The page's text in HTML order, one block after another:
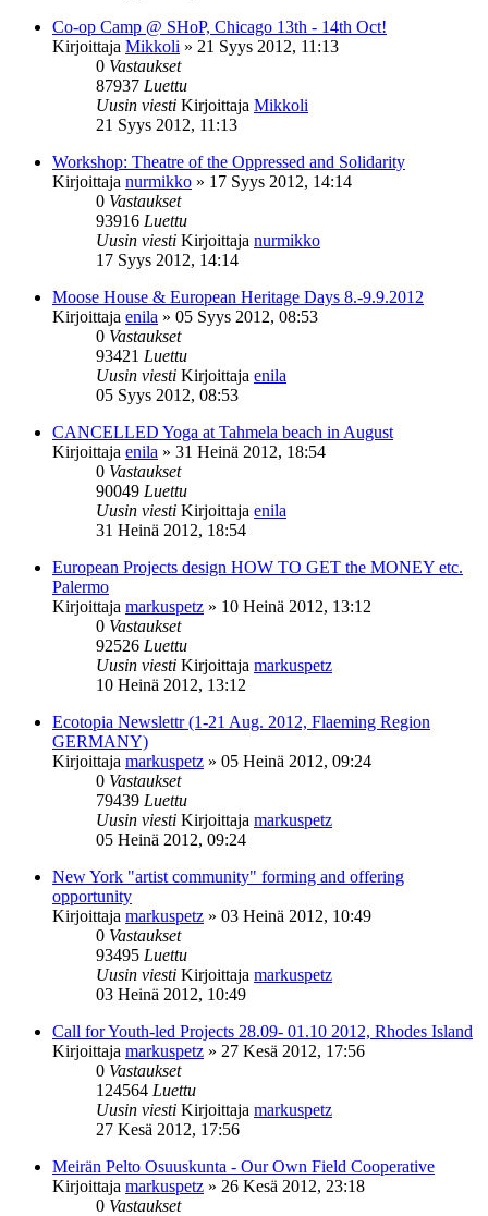
Co-op Camp @ SHoP, Chicago 13th - 14th Oct!
Kirjoittaja Mikkoli » 21 Syys 2012, 11:13
0 Vastaukset
87937 Luettu
Uusin viesti Kirjoittaja Mikkoli
21 Syys 2012, 11:13
Workshop: Theatre of the Oppressed and Solidarity
Kirjoittaja nurmikko » 17 Syys 2012, 14:14
0 Vastaukset
93916 Luettu
Uusin viesti Kirjoittaja nurmikko
17 Syys 2012, 14:14
Moose House & European Heritage Days 8.-9.9.2012
Kirjoittaja enila » 05 Syys 2012, 08:53
0 Vastaukset
93421 Luettu
Uusin viesti Kirjoittaja enila
05 Syys 2012, 08:53
CANCELLED Yoga at Tahmela beach in August
Kirjoittaja enila » 31 Heinä 2012, 18:54
0 Vastaukset
90049 Luettu
Uusin viesti Kirjoittaja enila
31 Heinä 2012, 18:54
European Projects design HOW TO GET the MONEY etc.
Palermo
Kirjoittaja markuspetz » 10 Heinä 2012, 13:12
0 Vastaukset
92526 Luettu
Uusin viesti Kirjoittaja markuspetz
10 Heinä 2012, 13:12
Ecotopia Newslettr (1-21 Aug. 2012, Flaeming Region
GERMANY)
Kirjoittaja markuspetz » 05 Heinä 2012, 09:24
0 Vastaukset
79439 Luettu
Uusin viesti Kirjoittaja markuspetz
05 Heinä 2012, 09:24
New York "artist community" forming and offering
opportunity
Kirjoittaja markuspetz » 03 Heinä 2012, 10:49
0 Vastaukset
93495 Luettu
Uusin viesti Kirjoittaja markuspetz
03 Heinä 2012, 10:49
Call for Youth-led Projects 28.09- 01.10 2012, Rhodes Island
Kirjoittaja markuspetz » 27 Kesä 2012, 17:56
0 Vastaukset
124564 Luettu
Uusin viesti Kirjoittaja markuspetz
27 Kesä 2012, 17:56
Meirän Pelto Osuuskunta - Our Own Field Cooperative
Kirjoittaja markuspetz » 26 Kesä 2012, 23:18
0 Vastaukset